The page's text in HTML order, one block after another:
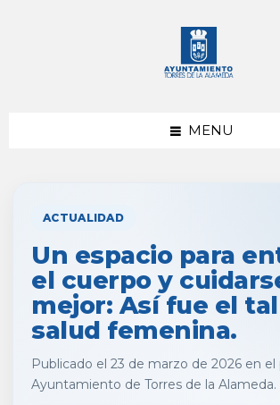
MENU
ACTUALIDAD
Un espacio para
el cuerpo y
mejor: Así fue el
salud femenina.
Publicado el 23 de marzo de 2026 en el
Ayuntamiento de Torres de la Alameda.